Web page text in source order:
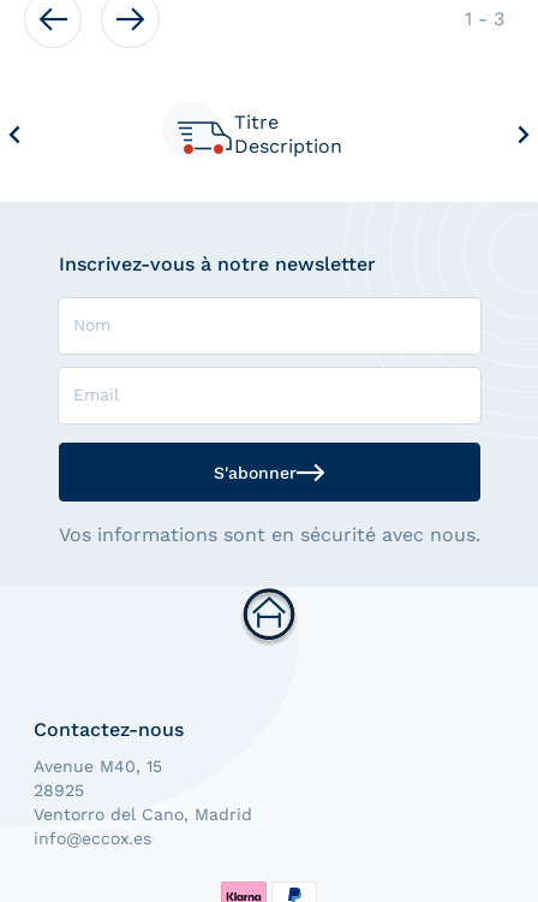
1 - de
3
Titre
Description
Contactez-nous
Avenue M40, 15
28925
Ventorro del Cano, Madrid
info@eccox.es
Inscrivez-vous à notre newsletter
S'abonner
Vos informations sont en sécurité avec nous.